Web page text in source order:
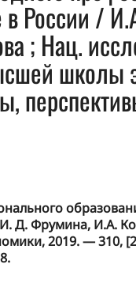
в России /
; Нац.
Д. Фрумина, И.А.
2019. — 310,